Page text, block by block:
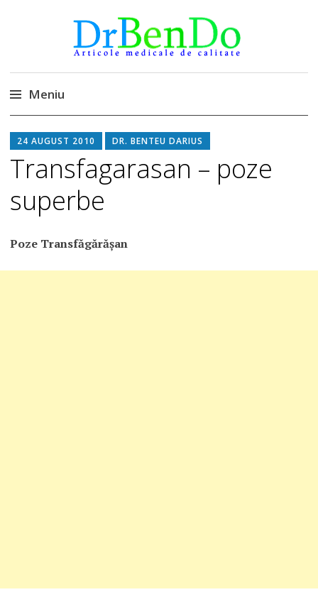
DrBendo.ro
Alimentatia sa iti fie medicatia
Meniu
la
conținut
24 AUGUST 2010 DR. BENTEU DARIUS
Transfagarasan – poze
superbe
Poze Transfăgărășan